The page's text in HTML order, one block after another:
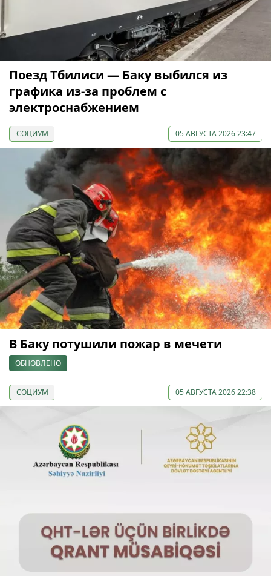
Поезд Тбилиси — Баку выбился из
графика из-за проблем с
электроснабжением
СОЦИУМ 05 АВГУСТА 2026 23:47
В Баку потушили пожар в мечети
ОБНОВЛЕНО
СОЦИУМ 05 АВГУСТА 2026 22:38